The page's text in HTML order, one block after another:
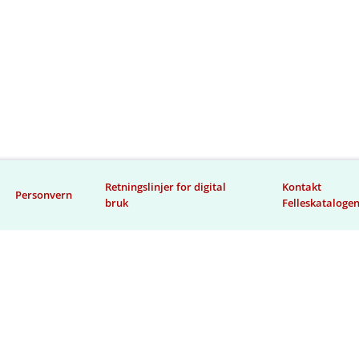
Personvern
Retningslinjer for digital
bruk
Kontakt
Felleskatalogen